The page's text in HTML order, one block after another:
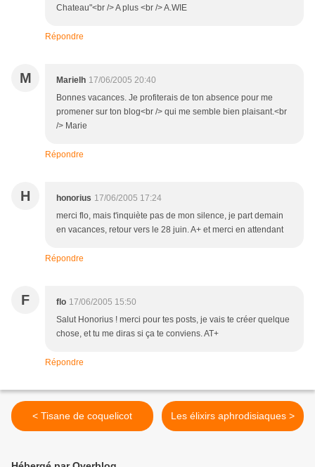
Chateau"<br /> A plus <br /> A.WIE
Répondre
M Marielh 17/06/2005 20:40
Bonnes vacances. Je profiterais de ton absence pour me
promener sur ton blog<br /> qui me semble bien plaisant.<br
/> Marie
Répondre
H honorius 17/06/2005 17:24
merci flo, mais t'inquiète pas de mon silence, je part demain
en vacances, retour vers le 28 juin. A+ et merci en attendant
Répondre
F flo 17/06/2005 15:50
Salut Honorius ! merci pour tes posts, je vais te créer quelque
chose, et tu me diras si ça te conviens. AT+
Répondre
< Tisane de coquelicot Les élixirs aphrodisiaques >